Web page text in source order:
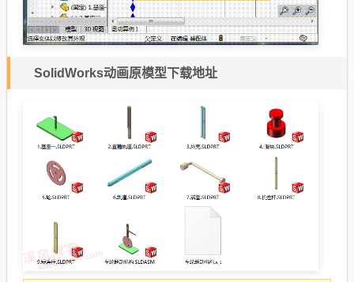
SolidWorks动画原模型下载地址